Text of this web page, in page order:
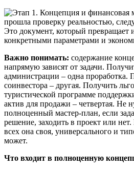
прошла проверку реальностью,
Это документ, который превращает
конкретными параметрами и
Важно понимать: содержание
напрямую зависят от задачи.
администрации – одна проработка.
соинвестора – другая. Получить
туристической программе
актив для продажи – четвертая. Не
полноценный мастер-план, если
решение, заходить в проект или
всех она своя, универсального и
может.
Что входит в полноценную